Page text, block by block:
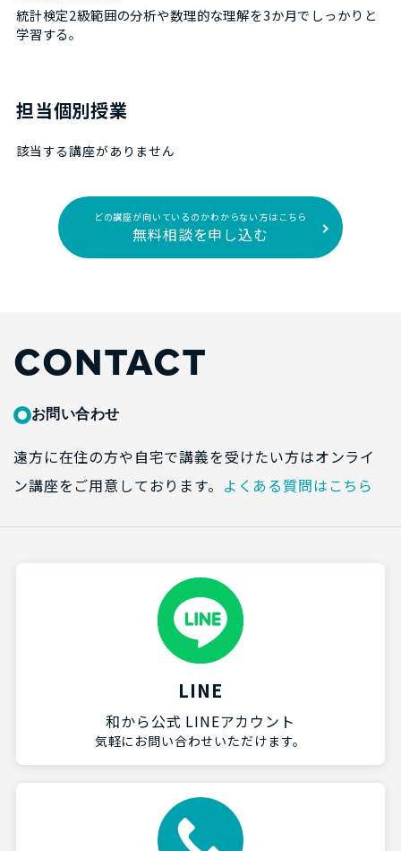
統計検定2級範囲の分析や数理的な理解を3か月でしっかりと
学習する。
担当個別授業
該当する講座がありません
どの講座が向いているのかわからない方はこちら
無料相談を申し込む
CONTACT
お問い合わせ
遠方に在住の方や自宅で講義を受けたい方はオンライ
ン講座をご用意しております。 よくある質問はこちら
LINE
和から公式 LINEアカウント
気軽にお問い合わせいただけます。